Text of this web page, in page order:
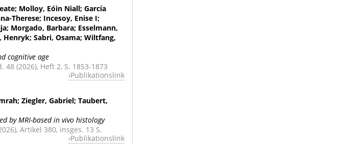
Molloy, Eóin Niall; García
Therese; Incesoy, Enise I;
Morgado, Barbara; Esselmann,
Sabri, Osama; Wiltfang,
cognitive age
(2026), Heft 2, S. 1853-1873
Publikationslink
Ziegler, Gabriel; Taubert,
by MRI-based in vivo histology
Artikel 380, insges. 13 S.
Publikationslink